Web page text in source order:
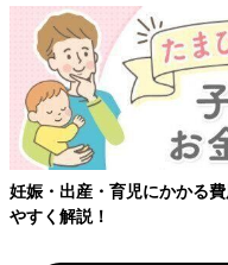
妊娠・出産・育児にかかる
やすく解説！